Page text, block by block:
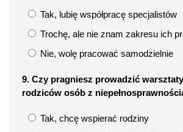
Tak, lubię współpracę specjalistów
Trochę, ale nie znam zakresu ich
Nie, wolę pracować samodzielnie
9. Czy pragniesz prowadzić
rodziców osób z
Tak, chcę wspierać rodziny